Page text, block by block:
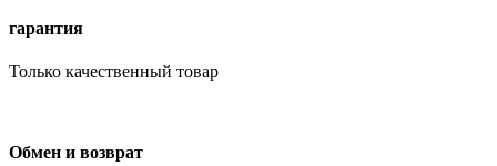
гарантия
Только качественный товар
Обмен и возврат